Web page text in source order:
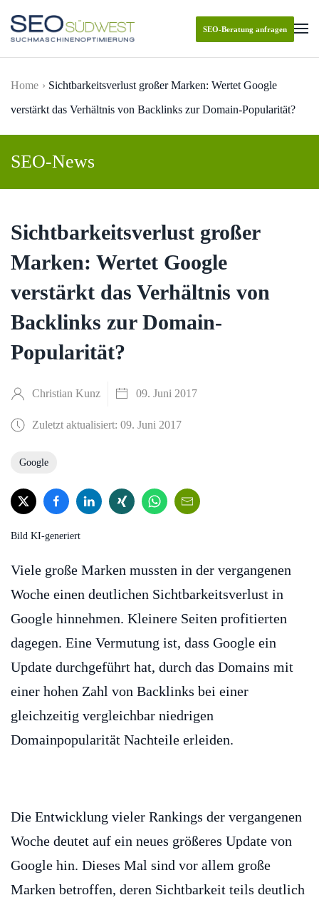
Skip to main content
SEO-Beratung anfragen
Home
Sichtbarkeitsverlust großer Marken: Wertet Google
verstärkt das Verhältnis von Backlinks zur Domain-Popularität?
SEO-News
Sichtbarkeitsverlust großer
Marken: Wertet Google
verstärkt das Verhältnis von
Backlinks zur Domain-
Popularität?
Christian Kunz 09. Juni 2017
Zuletzt aktualisiert: 09. Juni 2017
Google
Bild KI-generiert
Viele große Marken mussten in der vergangenen
Woche einen deutlichen Sichtbarkeitsverlust in
Google hinnehmen. Kleinere Seiten profitierten
dagegen. Eine Vermutung ist, dass Google ein
Update durchgeführt hat, durch das Domains mit
einer hohen Zahl von Backlinks bei einer
gleichzeitig vergleichbar niedrigen
Domainpopularität Nachteile erleiden.
Die Entwicklung vieler Rankings der vergangenen
Woche deutet auf ein neues größeres Update von
Google hin. Dieses Mal sind vor allem große
Marken betroffen, deren Sichtbarkeit teils deutlich